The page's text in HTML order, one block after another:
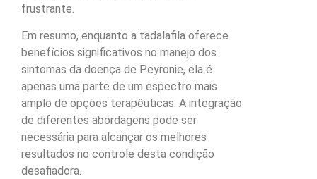
frustrante.
Em resumo, enquanto a tadalafila oferece
benefícios significativos no manejo dos
sintomas da doença de Peyronie, ela é
apenas uma parte de um espectro mais
amplo de opções terapêuticas. A integração
de diferentes abordagens pode ser
necessária para alcançar os melhores
resultados no controle desta condição
desafiadora.